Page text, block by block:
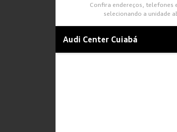
Confira endereços, telefones
selecionando a unidade
Audi Center Cuiabá